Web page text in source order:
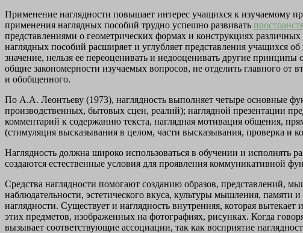
Применение наглядности повышает интерес учащихся к изучаемому
применения наглядных пособий трудно успешно развивать
представлениями о геометрических формах и конструкциях
наглядных пособий расширяет и углубляет представления учащихся
значение, нельзя ее переоценивать и недооценивать другие
общие закономерности изучаемых вопросов, не отделить главного от
и обобщенного.
По А.А. Леонтьеву (1973), наглядность выполняет четыре основные
производственных, бытовых сцен, реалий); наглядной презентации
комментарий к содержанию текста, наглядная мотивация общения,
(стимуляция высказывания в целом, части высказывания, проверка и
Наглядность должна широко использоваться в обучении и
создаются естественные условия для проявления коммуникативной
Средства наглядности помогают созданию образов, представлений,
наблюдательности, эстетического вкуса, культуры мышления,
наглядности. Существует и наглядность внутренняя, которая
этих предметов, изображенных на фотографиях, рисунках. Когда
вызывает соответствующие ассоциации, так как восприятие